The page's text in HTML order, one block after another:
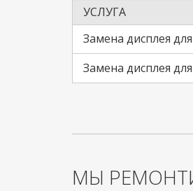
УСЛУГА
Замена дисплея
Замена дисплея
МЫ